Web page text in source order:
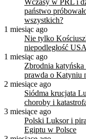
państwo
wszystkich?
1 miesiąc ago
Nie tylko
niepodległość USA
1 miesiąc ago
Zbrodnia
prawda o Katyniu
2 miesiące ago
Siódma krucjata
choroby i
3 miesiące ago
Polski Luksor i
Egiptu w Polsce